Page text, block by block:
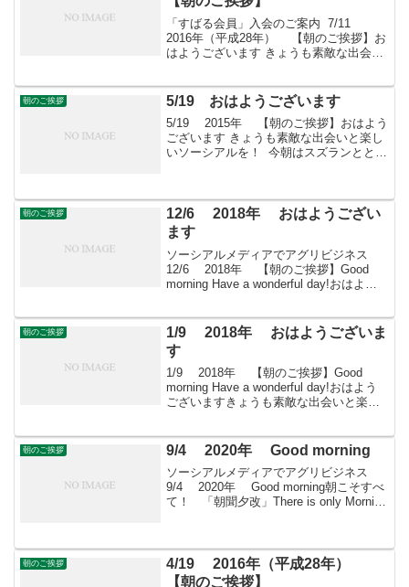
「すばる会員」入会のご案内 7/11
2016年（平成28年） 【朝のご挨拶】お
はようございます きょうも素敵な出会い
ージ「日本農業再生」プロをめざす皆さ
んのた...
朝のご挨拶 5/19 おはようございます
5/19 2015年 【朝のご挨拶】おはよう
ございます きょうも素敵な出会いと楽し
いソーシアルを！ 今朝はスズランととも
はこちら
朝のご挨拶
12/6 2018年 おはようござい
ます
ソーシアルメディアでアグリビジネス
12/6 2018年 【朝のご挨拶】Good
morning Have a wonderful day!おはよう
はとともに・・・＊...
朝のご挨拶
1/9 2018年 おはようございま
す
1/9 2018年 【朝のご挨拶】Good
morning Have a wonderful day!おはよう
ございますきょうも素敵な出会いと楽し
朝のご挨拶 9/4 2020年 Good morning
ソーシアルメディアでアグリビジネス
9/4 2020年 Good morning朝こそすべ
て！ 「朝聞夕改」There is only Morning
朝のご挨拶
4/19 2016年（平成28年）
【朝のご挨拶】